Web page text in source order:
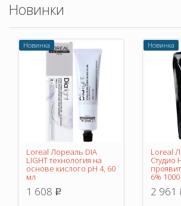
Новинки
Новинка
Loreal Лореаль DIA
LIGHT технология на
основе кислого pH 4, 60
мл
1 608 p
Новинка
Loreal
Студио
6%
2 961